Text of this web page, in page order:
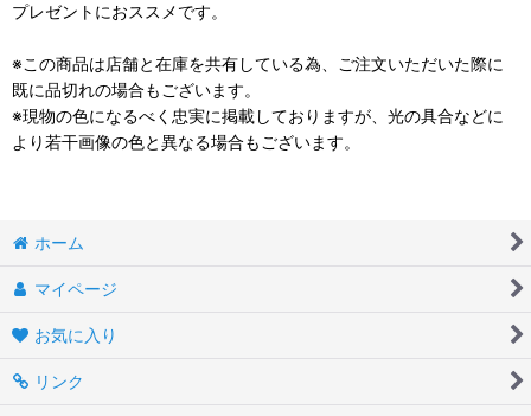
プレゼントにおススメです。
※この商品は店舗と在庫を共有している為、ご注文いただいた際に
既に品切れの場合もございます。
※現物の色になるべく忠実に掲載しておりますが、光の具合などに
より若干画像の色と異なる場合もございます。
ホーム
マイページ
お気に入り
リンク